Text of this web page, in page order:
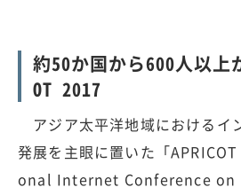
約50か国から600人以上
OT 2017
アジア太平洋地域におけるイ
発展を主眼に置いた「
onal Internet Conference on